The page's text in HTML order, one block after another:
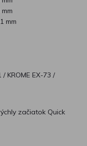
mm
KROME EX-73 /
začiatok Quick